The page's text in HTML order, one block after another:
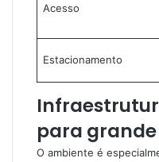
Acesso
Estacionamento
para
O ambiente é